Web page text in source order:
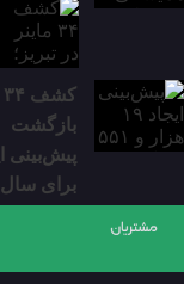
بازگشت
برای سال ۱۴۰۵